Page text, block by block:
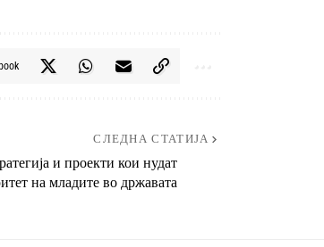
СЛЕДНА СТАТИЈА
и проекти кои нудат
на младите во државата